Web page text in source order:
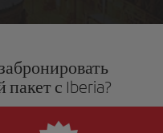
с Iberia?